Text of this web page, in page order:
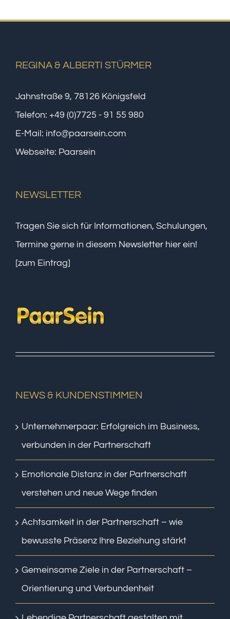
REGINA & ALBERTI STÜRMER
Jahnstraße 9, 78126 Königsfeld
Telefon: +49 (0)7725 - 91 55 980
E-Mail: info@paarsein.com
Webseite: Paarsein
NEWSLETTER
Tragen Sie sich für Informationen, Schulungen,
Termine gerne in diesem Newsletter hier ein!
[zum Eintrag]
NEWS & KUNDENSTIMMEN
Unternehmerpaar: Erfolgreich im Business,
verbunden in der Partnerschaft
Emotionale Distanz in der Partnerschaft
verstehen und neue Wege finden
Achtsamkeit in der Partnerschaft – wie
bewusste Präsenz Ihre Beziehung stärkt
Gemeinsame Ziele in der Partnerschaft –
Orientierung und Verbundenheit